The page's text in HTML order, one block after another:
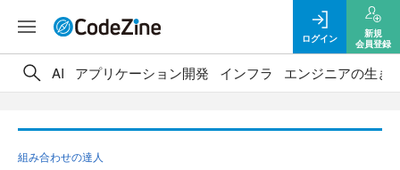
ログイン
新規
会員登録
AI アプリケーション開発 インフラ エンジニアの生き
組み合わせの達人